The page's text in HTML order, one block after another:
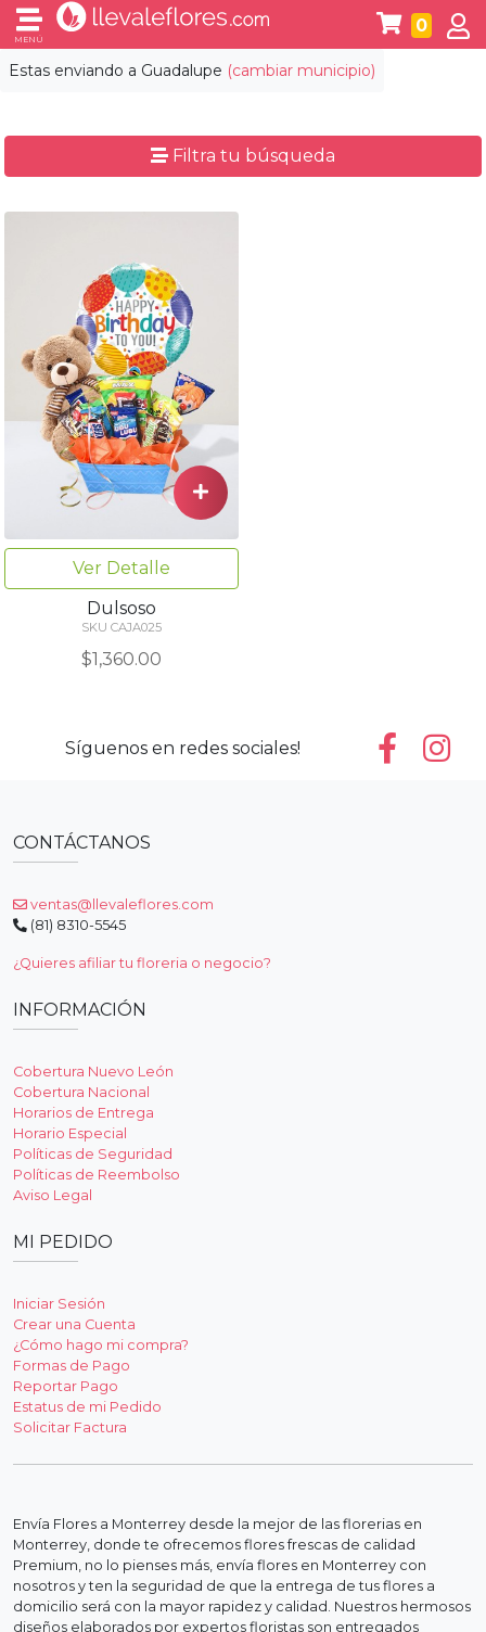
Estas enviando a Guadalupe (cambiar municipio)
MENÚ
0
Filtra tu búsqueda
Ver Detalle
Dulsoso
SKU CAJA025
$1,360.00
Síguenos en redes sociales!
CONTÁCTANOS
ventas@llevaleflores.com
(81) 8310-5545
¿Quieres afiliar tu floreria o negocio?
INFORMACIÓN
Cobertura Nuevo León
Cobertura Nacional
Horarios de Entrega
Horario Especial
Políticas de Seguridad
Políticas de Reembolso
Aviso Legal
MI PEDIDO
Iniciar Sesión
Crear una Cuenta
¿Cómo hago mi compra?
Formas de Pago
Reportar Pago
Estatus de mi Pedido
Solicitar Factura
Envía Flores a Monterrey desde la mejor de las florerias en
Monterrey, donde te ofrecemos flores frescas de calidad
Premium, no lo pienses más, envía flores en Monterrey con
nosotros y ten la seguridad de que la entrega de tus flores a
domicilio será con la mayor rapidez y calidad. Nuestros hermosos
diseños elaborados por expertos floristas son entregados